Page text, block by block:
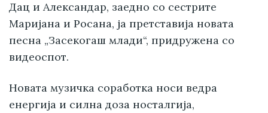
Дац и Александар, заедно со сестрите
Маријана и Росана, ја претставија новата
песна „Засекогаш млади“, придружена со
видеоспот.
Новата музичка соработка носи ведра
енергија и силна доза носталгија,